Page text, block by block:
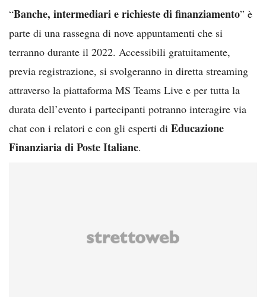
“Banche, intermediari e richieste di finanziamento” è
parte di una rassegna di nove appuntamenti che si
terranno durante il 2022. Accessibili gratuitamente,
previa registrazione, si svolgeranno in diretta streaming
attraverso la piattaforma MS Teams Live e per tutta la
durata dell’evento i partecipanti potranno interagire via
chat con i relatori e con gli esperti di Educazione
Finanziaria di Poste Italiane.